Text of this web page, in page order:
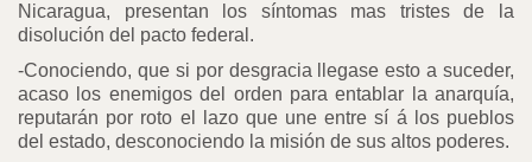
Nicaragua, presentan los síntomas mas tristes de la
disolución del pacto federal.
-Conociendo, que si por desgracia llegase esto a suceder,
acaso los enemigos del orden para entablar la anarquía,
reputarán por roto el lazo que une entre sí á los pueblos
del estado, desconociendo la misión de sus altos poderes.